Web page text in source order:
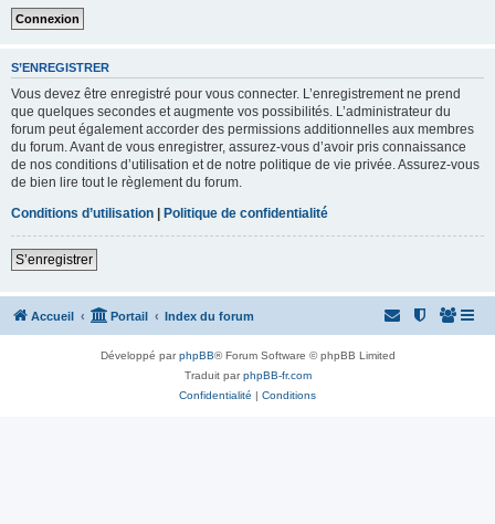
S’ENREGISTRER
Vous devez être enregistré pour vous connecter. L’enregistrement ne prend
que quelques secondes et augmente vos possibilités. L’administrateur du
forum peut également accorder des permissions additionnelles aux membres
du forum. Avant de vous enregistrer, assurez-vous d’avoir pris connaissance
de nos conditions d’utilisation et de notre politique de vie privée. Assurez-vous
de bien lire tout le règlement du forum.
Conditions d’utilisation | Politique de confidentialité
S’enregistrer
Accueil Portail Index du forum
Développé parphpBB® Forum Software © phpBB Limited
Traduit parphpBB-fr.com
Confidentialité | Conditions